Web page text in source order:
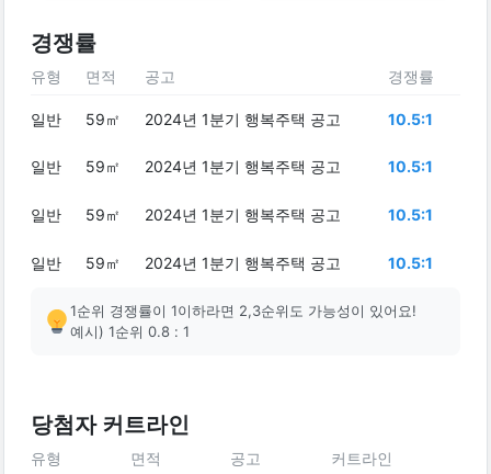
경쟁률
유형 면적 공고 경쟁률
일반 59㎡ 2024년 1분기 행복주택 공고 10.5:1
일반 59㎡ 2024년 1분기 행복주택 공고 10.5:1
일반 59㎡ 2024년 1분기 행복주택 공고 10.5:1
일반 59㎡ 2024년 1분기 행복주택 공고 10.5:1
1순위 경쟁률이 1이하라면 2,3순위도 가능성이 있어요!
예시) 1순위 0.8 : 1
당첨자 커트라인
유형 면적 공고 커트라인